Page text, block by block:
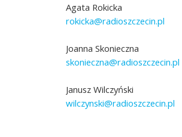
Agata Rokicka
rokicka@radioszczecin.pl
Joanna Skonieczna
skonieczna@radioszczecin.pl
Janusz Wilczyński
wilczynski@radioszczecin.pl